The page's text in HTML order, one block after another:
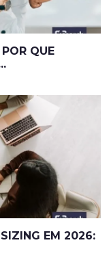
QUE
EM 2026: